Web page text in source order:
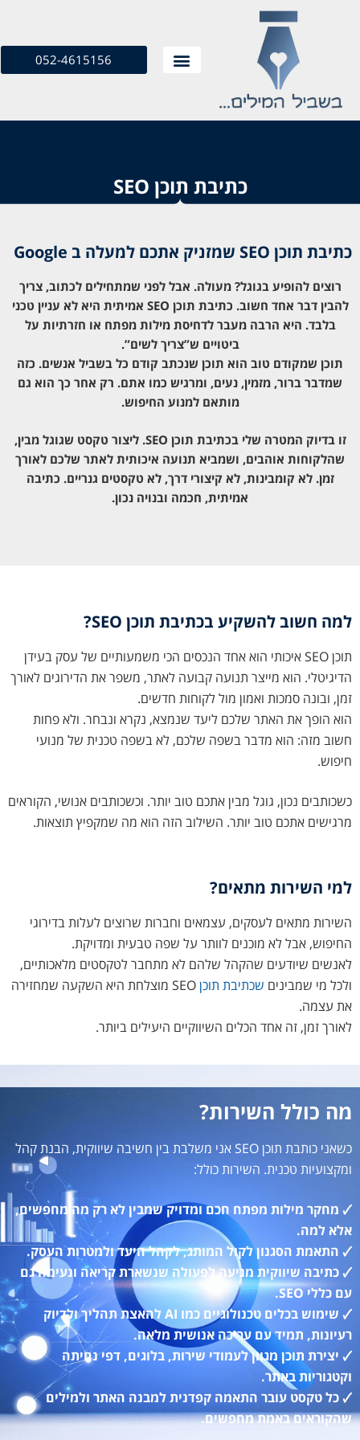
052-4615156
כתיבת תוכן SEO
כתיבת תוכן SEO שמזניק אתכם למעלה ב Google
רוצים להופיע בגוגל? מעולה. אבל לפני שמתחילים לכתוב, צריך
להבין דבר אחד חשוב. כתיבת תוכן SEO אמיתית היא לא עניין טכני
בלבד. היא הרבה מעבר לדחיסת מילות מפתח או חזרתיות על
ביטויים ש”צריך לשים”.
תוכן שמקודם טוב הוא תוכן שנכתב קודם כל בשביל אנשים. כזה
שמדבר ברור, מזמין, נעים, ומרגיש כמו אתם. רק אחר כך הוא גם
מותאם למנוע החיפוש.
זו בדיוק המטרה שלי בכתיבת תוכן SEO. ליצור טקסט שגוגל מבין,
שהלקוחות אוהבים, ושמביא תנועה איכותית לאתר שלכם לאורך
זמן. לא קומבינות, לא קיצורי דרך, לא טקסטים גנריים. כתיבה
אמיתית, חכמה ובנויה נכון.
למה חשוב להשקיע בכתיבת תוכן SEO?
תוכן SEO איכותי הוא אחד הנכסים הכי משמעותיים של עסק בעידן
הדיגיטלי. הוא מייצר תנועה קבועה לאתר, משפר את הדירוגים לאורך
זמן, ובונה סמכות ואמון מול לקוחות חדשים.
הוא הופך את האתר שלכם ליעד שנמצא, נקרא ונבחר. ולא פחות
חשוב מזה: הוא מדבר בשפה שלכם, לא בשפה טכנית של מנועי
חיפוש.
כשכותבים נכון, גוגל מבין אתכם טוב יותר. וכשכותבים אנושי, הקוראים
מרגישים אתכם טוב יותר. השילוב הזה הוא מה שמקפיץ תוצאות.
למי השירות מתאים?
השירות מתאים לעסקים, עצמאים וחברות שרוצים לעלות בדירוגי
החיפוש, אבל לא מוכנים לוותר על שפה טבעית ומדויקת.
לאנשים שיודעים שהקהל שלהם לא מתחבר לטקסטים מלאכותיים,
ולכל מי שמבינים שכתיבת תוכן
SEO מוצלחת היא השקעה שמחזירה
את עצמה.
לאורך זמן, זה אחד הכלים השיווקיים היעילים ביותר.
מה כולל השירות?
כשאני כותבת תוכן SEO אני משלבת בין חשיבה שיווקית, הבנת קהל
ומקצועיות טכנית. השירות כולל:
🗸 מחקר מילות מפתח חכם ומדויק שמבין לא רק מה מחפשים,
אלא למה.
🗸 התאמת הסגנון לקול המותג, לקהל היעד ולמטרות העסק.
🗸 כתיבה שיווקית מניעה לפעולה שנשארת קריאה ונעימה גם
עם כללי SEO.
🗸 שימוש בכלים טכנולוגיים כמו AI להאצת תהליך ולדיוק
רעיונות, תמיד עם עריכה אנושית מלאה.
🗸 יצירת תוכן מגוון לעמודי שירות, בלוגים, דפי נחיתה
וקטגוריות באתר.
🗸 כל טקסט עובר התאמה קפדנית למבנה האתר ולמילים
שהקוראים באמת מחפשים.